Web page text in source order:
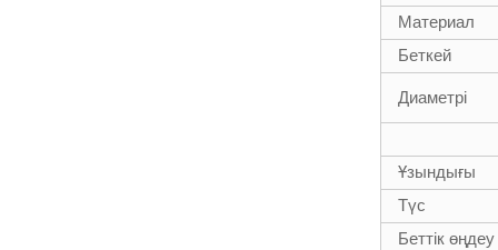
Материал
Беткей
Диаметрі
Ұзындығы
Түс
Беттік өңдеу